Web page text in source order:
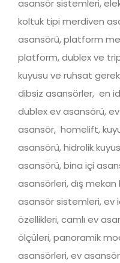
asansör sistemleri,
koltuk tipi merdiven
asansörü, platform
platform, dublex ve
kuyusu ve ruhsat
dibsiz asansörler, en
dublex ev asansörü,
asansör, homelift,
asansörü, hidrolik
asansörü, bina içi
asansörleri, dış
asansör sistemleri, ev
özellikleri, camlı ev
ölçüleri, panoramik
asansörleri, ev